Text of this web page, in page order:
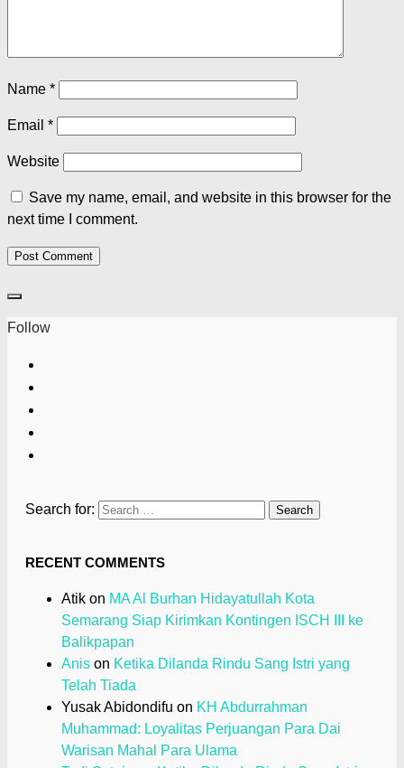
Name *
Email *
Website
Save my name, email, and website in this browser for the
next time I comment.
Follow
Search for:
RECENT COMMENTS
Atik on MA Al Burhan Hidayatullah Kota
Semarang Siap Kirimkan Kontingen ISCH III ke
Balikpapan
Anis on Ketika Dilanda Rindu Sang Istri yang
Telah Tiada
Yusak Abidondifu on KH Abdurrahman
Muhammad: Loyalitas Perjuangan Para Dai
Warisan Mahal Para Ulama